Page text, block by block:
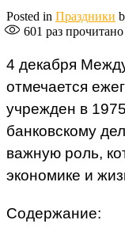
Posted in Праздники
601 раз прочитано
4 декабря
отмечается
учрежден в
банковскому
важную роль,
экономике и
Содержание: